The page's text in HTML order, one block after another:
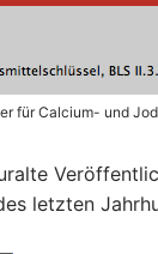
für Calcium- und
letzten